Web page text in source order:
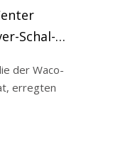
Schal-
der Waco-
erregten